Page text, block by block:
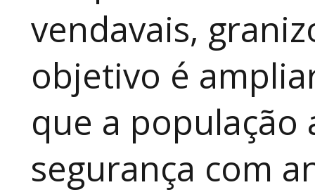
vendavais,
objetivo é
que a população
segurança com